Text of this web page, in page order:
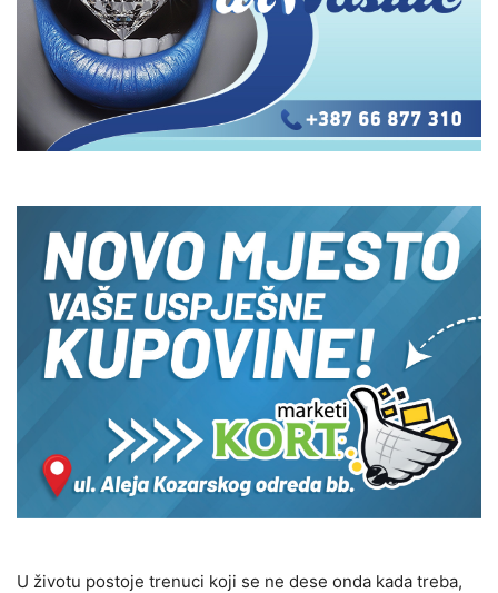
U životu postoje trenuci koji se ne dese onda kada treba,